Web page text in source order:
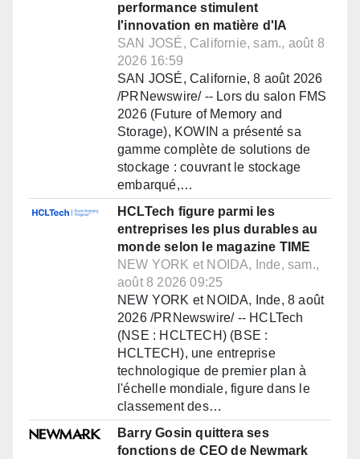
performance stimulent
l'innovation en matière d'IA
SAN JOSÉ, Californie, sam., août 8
2026 16:59
SAN JOSÉ, Californie, 8 août 2026
/PRNewswire/ -- Lors du salon FMS
2026 (Future of Memory and
Storage), KOWIN a présenté sa
gamme complète de solutions de
stockage : couvrant le stockage
embarqué,…
HCLTech figure parmi les
entreprises les plus durables au
monde selon le magazine TIME
NEW YORK et NOIDA, Inde, sam.,
août 8 2026 09:25
NEW YORK et NOIDA, Inde, 8 août
2026 /PRNewswire/ -- HCLTech
(NSE : HCLTECH) (BSE :
HCLTECH), une entreprise
technologique de premier plan à
l'échelle mondiale, figure dans le
classement des…
Barry Gosin quittera ses
fonctions de CEO de Newmark